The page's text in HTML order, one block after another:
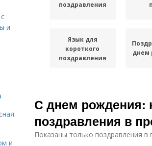
поздравления
Язык для
короткого
поздравления
днем
поздравления
С днем рождения:
поздравления в
Показаны только поздравления в
и
и